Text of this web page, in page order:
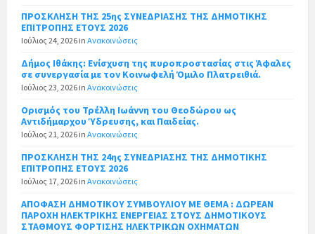
ΠΡΟΣΚΛΗΣΗ ΤΗΣ 25ης ΣΥΝΕΔΡΙΑΣΗΣ ΤΗΣ ΔΗΜΟΤΙΚΗΣ
ΕΠΙΤΡΟΠΗΣ ΕΤΟΥΣ 2026
Ιούλιος 24, 2026 in Ανακοινώσεις
Δήμος Ιθάκης: Ενίσχυση της πυροπροστασίας στις Άφαλες
σε συνεργασία με τον Κοινωφελή Όμιλο Πλατρειθιά.
Ιούλιος 23, 2026 in Ανακοινώσεις
Ορισμός του Τρέλλη Ιωάννη του Θεοδώρου ως
Αντιδήμαρχου Ύδρευσης, και Παιδείας.
Ιούλιος 21, 2026 in Ανακοινώσεις
ΠΡΟΣΚΛΗΣΗ ΤΗΣ 24ης ΣΥΝΕΔΡΙΑΣΗΣ ΤΗΣ ΔΗΜΟΤΙΚΗΣ
ΕΠΙΤΡΟΠΗΣ ΕΤΟΥΣ 2026
Ιούλιος 17, 2026 in Ανακοινώσεις
ΑΠΟΦΑΣΗ ΔΗΜΟΤΙΚΟΥ ΣΥΜΒΟΥΛΙΟΥ ΜΕ ΘΕΜΑ : ΔΩΡΕΑΝ
ΠΑΡΟΧΗ ΗΛΕΚΤΡΙΚΗΣ ΕΝΕΡΓΕΙΑΣ ΣΤΟΥΣ ΔΗΜΟΤΙΚΟΥΣ
ΣΤΑΘΜΟΥΣ ΦΟΡΤΙΣΗΣ ΗΛΕΚΤΡΙΚΩΝ ΟΧΗΜΑΤΩΝ